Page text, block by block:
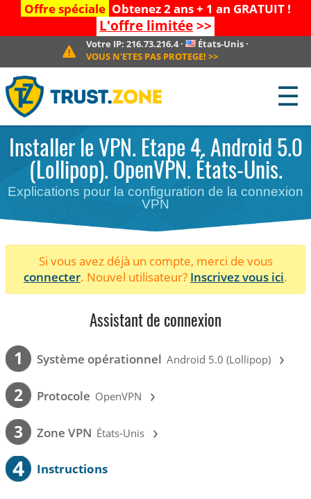
Offre spéciale Obtenez 2 ans + 1 an GRATUIT !
L'offre limitée>>
Votre IP: 216.73.216.4· États-Unis ·
VOUS N'ETES PAS PROTEGE! >>
☰
Installer le VPN. Etape 4. Android 5.0
(Lollipop). OpenVPN. États-Unis.
Explications pour la configuration de la connexion
VPN
Si vous avez déjà un compte, merci de vous
connecter. Nouvel utilisateur? Inscrivez vous ici.
Assistant de connexion
1 Système opérationnel Android 5.0 (Lollipop) ›
2 Protocole OpenVPN ›
3 Zone VPN États-Unis ›
4 Instructions